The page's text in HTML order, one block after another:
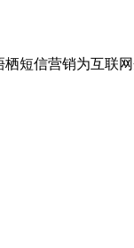
短信营销为互